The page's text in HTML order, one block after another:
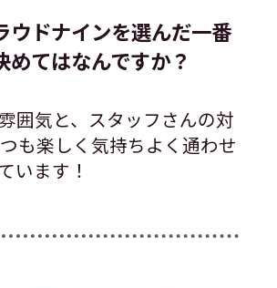
ウドナインを選んだ一番
めてはなんですか？
囲気と、スタッフさんの対
も楽しく気持ちよく通わせ
います！